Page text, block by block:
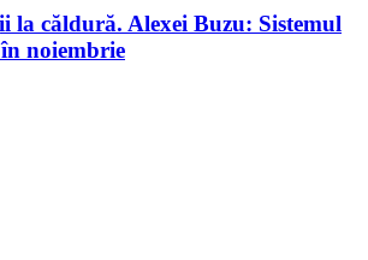
la căldură. Alexei Buzu: Sistemul
noiembrie